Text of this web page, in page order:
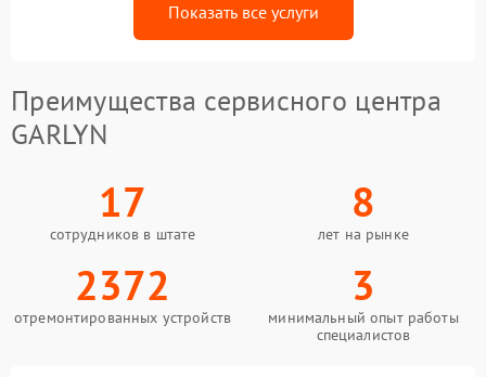
Показать все услуги
Преимущества сервисного центра
GARLYN
17
сотрудников в штате
8
лет на рынке
2372
отремонтированных устройств
3
минимальный опыт работы
специалистов